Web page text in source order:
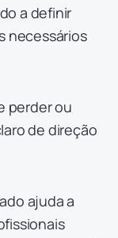
a definir
necessários
perder ou
de direção
ajuda a